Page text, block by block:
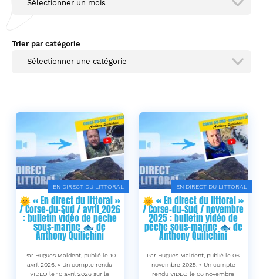
EN DIRECT DU LITTORAL
🌞 « En direct du littoral »
/ Corse-du-Sud / avril 2026
: bulletin vidéo de pêche
sous-marine 🐟 de
Anthony Quilichini
Par Hugues Maldent, publié le 10
avril 2026. « Un compte rendu
VIDEO le 10 avril 2026 sur le
EN DIRECT DU LITTORAL
🌞 « En direct du littoral »
/ Corse-du-Sud / novembre
2025 : bulletin vidéo de
pêche sous-marine 🐟 de
Anthony Quilichini
Par Hugues Maldent, publié le 06
novembre 2025. « Un compte
rendu VIDEO le 06 novembre
Sélectionner un mois
Trier par catégorie
Sélectionner une catégorie